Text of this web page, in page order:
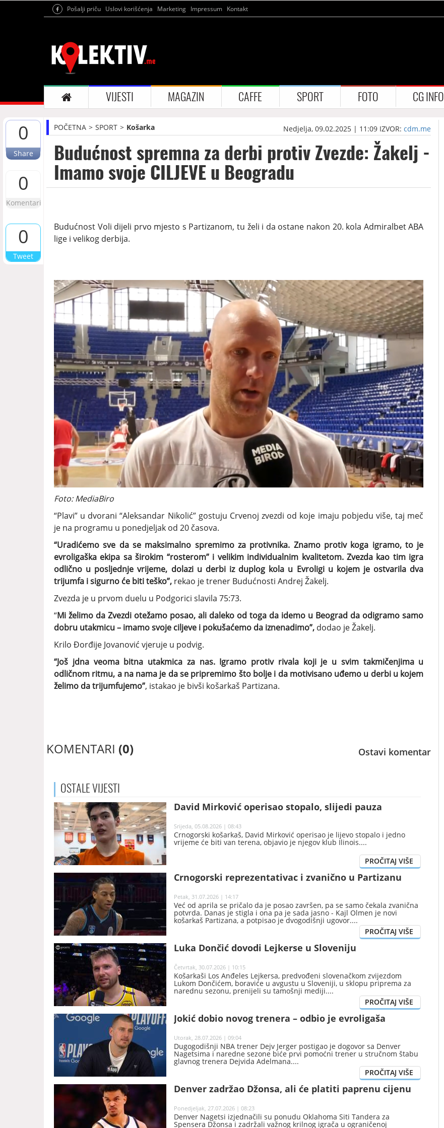
Pošalji priču Uslovi korišćenja Marketing Impressum Kontakt
VIJESTI MAGAZIN CAFFE SPORT FOTO CG INFO
0
Share
0
Komentari
0
Tweet
POČETNA SPORT Košarka Nedjelja, 09.02.2025 | 11:09 IZVOR:cdm.me
Budućnost spremna za derbi protiv Zvezde: Žakelj -
Imamo svoje CILJEVE u Beogradu
Budućnost Voli dijeli prvo mjesto s Partizanom, tu želi i da ostane nakon 20. kola Admiralbet ABA
lige i velikog derbija.
Foto: MediaBiro
“Plavi” u dvorani “Aleksandar Nikolić” gostuju Crvenoj zvezdi od koje imaju pobjedu više, taj meč
je na programu u ponedjeljak od 20 časova.
“Uradićemo sve da se maksimalno spremimo za protivnika. Znamo protiv koga igramo, to je
evroligaška ekipa sa širokim “rosterom” i velikim individualnim kvalitetom. Zvezda kao tim igra
odlično u posljednje vrijeme, dolazi u derbi iz duplog kola u Evroligi u kojem je ostvarila dva
trijumfa i sigurno će biti teško”, rekao je trener Budućnosti Andrej Žakelj.
Zvezda je u prvom duelu u Podgorici slavila 75:73.
“Mi želimo da Zvezdi otežamo posao, ali daleko od toga da idemo u Beograd da odigramo samo
dobru utakmicu – imamo svoje ciljeve i pokušaćemo da iznenadimo”, dodao je Žakelj.
Krilo Đorđije Jovanović vjeruje u podvig.
“Još jdna veoma bitna utakmica za nas. Igramo protiv rivala koji je u svim takmičenjima u
odličnom ritmu, a na nama je da se pripremimo što bolje i da motivisano uđemo u derbi u kojem
želimo da trijumfujemo”, istakao je bivši košarkaš Partizana.
KOMENTARI (0) Ostavi komentar
OSTALEVIJESTI
David Mirković operisao stopalo, slijedi pauza
Srijeda, 05.08.2026 | 08:43
Crnogorski košarkaš, David Mirković operisao je lijevo stopalo i jedno
vrijeme će biti van terena, objavio je njegov klub Ilinois.
Crnogorski reprezentativac i zvanično u Partizanu
Petak, 31.07.2026 | 14:17
Već od aprila se pričalo da je posao završen, pa se samo čekala zvanična
potvrda. Danas je stigla i ona pa je sada jasno - Kajl Olmen je novi
košarkaš Partizana, a potpisao je dvogodišnji ugovor.
Luka Dončić dovodi Lejkerse u Sloveniju
Četvrtak, 30.07.2026 | 10:15
Košarkaši Los Anđeles Lejkersa, predvođeni slovenačkom zvijezdom
Lukom Dončićem, boraviće u avgustu u Sloveniji, u sklopu priprema za
narednu sezonu, prenijeli su tamošnji mediji.
Jokić dobio novog trenera – odbio je evroligaša
Utorak, 28.07.2026 | 09:04
Dugogodišnji NBA trener Dejv Jerger postigao je dogovor sa Denver
Nagetsima i naredne sezone biće prvi pomoćni trener u stručnom štabu
glavnog trenera Dejvida Adelmana.
Denver zadržao Džonsa, ali će platiti paprenu cijenu
Ponedjeljak, 27.07.2026 | 08:23
Denver Nagetsi izjednačili su ponudu Oklahoma Siti Tandera za
Spensera Džonsa i zadržali važnog krilnog igrača u ograničenoj